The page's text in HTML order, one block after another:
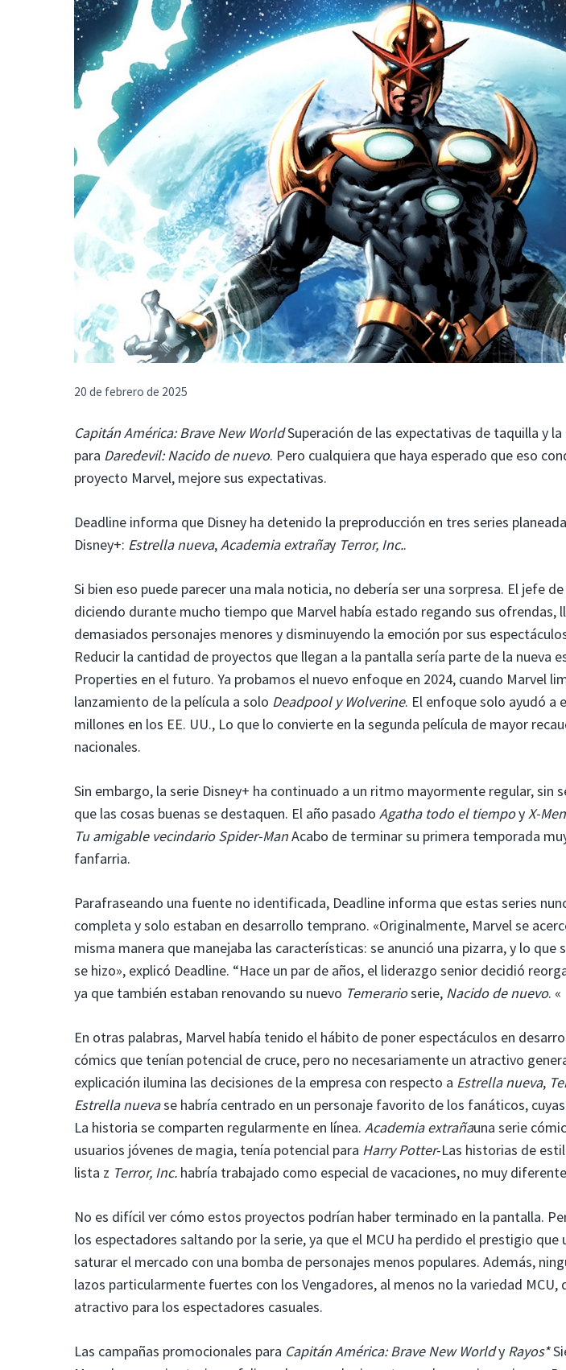
20 de febrero de 2025
Capitán América: Brave New WorldSuperación de las expectativas de taquilla y
para Daredevil: Nacido de nuevo. Pero cualquiera que haya esperado que eso
proyecto Marvel, mejore sus expectativas.
Deadline informa que Disney ha detenido la preproducción en tres series
Disney+: Estrella nueva,Academia extrañay Terror, Inc..
Si bien eso puede parecer una mala noticia, no debería ser una sorpresa. El jefe
diciendo durante mucho tiempo que Marvel había estado regando sus ofrendas,
demasiados personajes menores y disminuyendo la emoción por sus
Reducir la cantidad de proyectos que llegan a la pantalla sería parte de la nueva
Properties en el futuro. Ya probamos el nuevo enfoque en 2024, cuando Marvel
lanzamiento de la película a solo Deadpool y Wolverine. El enfoque solo ayudó a
millones en los EE. UU., Lo que lo convierte en la segunda película de mayor
nacionales.
Sin embargo, la serie Disney+ ha continuado a un ritmo mayormente regular, sin
que las cosas buenas se destaquen. El año pasado Agatha todo el tiempoy X-
Tu amigable vecindario Spider-ManAcabo de terminar su primera temporada
fanfarria.
Parafraseando una fuente no identificada, Deadline informa que estas series
completa y solo estaban en desarrollo temprano. «Originalmente, Marvel se
misma manera que manejaba las características: se anunció una pizarra, y lo que
se hizo», explicó Deadline. “Hace un par de años, el liderazgo senior decidió
ya que también estaban renovando su nuevo Temerarioserie, Nacido de nuevo. «
En otras palabras, Marvel había tenido el hábito de poner espectáculos en
cómics que tenían potencial de cruce, pero no necesariamente un atractivo
explicación ilumina las decisiones de la empresa con respecto a Estrella nueva,
Estrella nuevase habría centrado en un personaje favorito de los fanáticos,
La historia se comparten regularmente en línea. Academia extrañauna serie
usuarios jóvenes de magia, tenía potencial para Harry Potter-Las historias de
lista z Terror, Inc. habría trabajado como especial de vacaciones, no muy
No es difícil ver cómo estos proyectos podrían haber terminado en la pantalla.
los espectadores saltando por la serie, ya que el MCU ha perdido el prestigio
saturar el mercado con una bomba de personajes menos populares. Además,
lazos particularmente fuertes con los Vengadores, al menos no la variedad MCU,
atractivo para los espectadores casuales.
Las campañas promocionales para Capitán América: Brave New Worldy Rayos*